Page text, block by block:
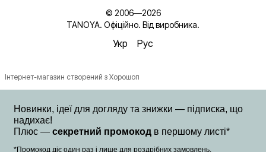
© 2006—2026
TANOYA. Офіційно. Від виробника.
Укр Рус
Інтернет-магазин створений з Хорошоп
Новинки, ідеї для догляду та знижки — підписка, що
надихає!
Плюс — секретний промокод в першому листі*
*Промокод діє один раз і лише для роздрібних замовлень.